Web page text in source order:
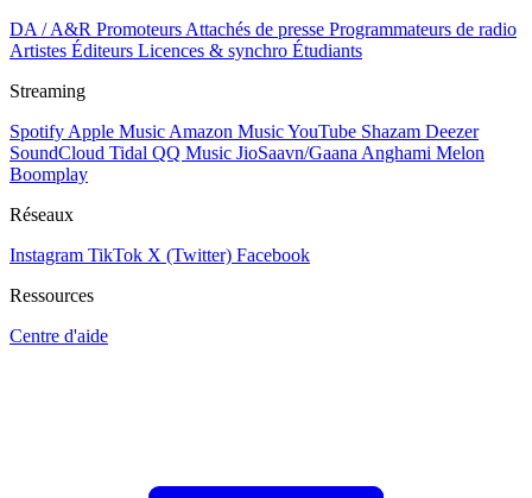
DA / A&R Promoteurs Attachés de presse Programmateurs de radio
Artistes Éditeurs Licences & synchro Étudiants
Streaming
Spotify Apple Music Amazon MusicYouTube Shazam Deezer
SoundCloud Tidal QQ Music JioSaavn/Gaana Anghami Melon
Boomplay
Réseaux
Instagram TikTok X (Twitter) Facebook
Ressources
Centre d'aide